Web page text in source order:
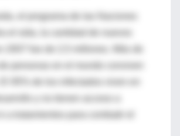
el programa de las Naciones